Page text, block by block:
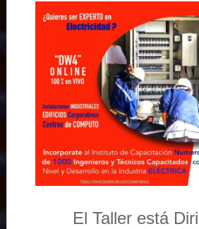
El Taller está